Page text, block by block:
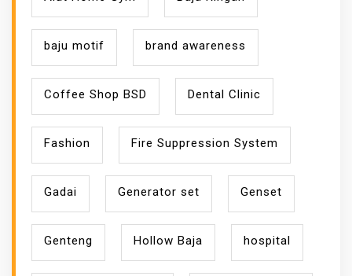
baju motif brand awareness
Coffee Shop BSD Dental Clinic
Fashion Fire Suppression System
Gadai Generator set Genset
Genteng Hollow Baja hospital